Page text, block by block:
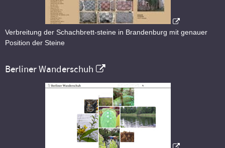
Verbreitung der Schachbrett-steine in Brandenburg mit genauer
Position der Steine
Berliner Wanderschuh